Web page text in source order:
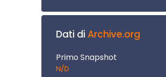
Dati diArchive.org
Primo Snapshot
N/D